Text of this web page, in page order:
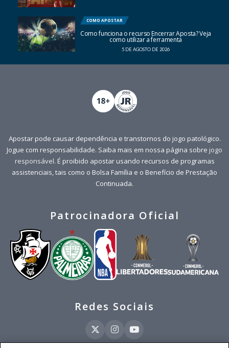
COMO APOSTAR
Como funciona o recurso Encerrar Aposta? Veja
como utilizar a ferramenta
5 DE AGOSTO DE 2026
Apostar pode causar dependência e transtornos do jogo patológico.
Jogue com responsabilidade. Saiba mais em nossa página sobre jogo
responsável. É proibido apostar usando recursos de programas
assistenciais, tais como o Bolsa Família e o Benefício de Prestação
Continuada.
Patrocinadora Oficial
Redes Sociais